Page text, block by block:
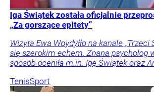
Iga Świątek została oficjalnie
„Za gorszące epitety”
Wizyta Ewa Woydyłło na kanale „Trzeci
się szerokim echem. Znana psycholog
sposób oceniła m.in. Igę Świątek oraz
TenisSport